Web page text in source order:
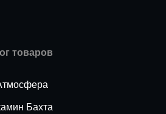
товаров
Бахта